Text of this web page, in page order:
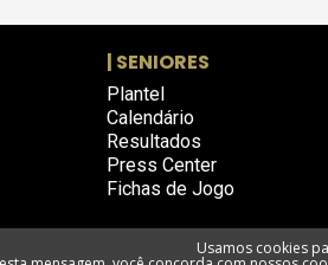
| SENIORES
Plantel
Calendário
Resultados
Press Center
Fichas de Jogo
Usamos cookies